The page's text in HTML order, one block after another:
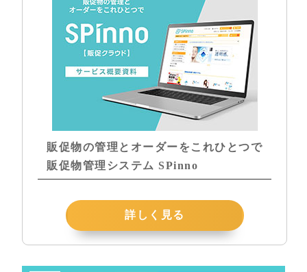
販促物の管理とオーダーをこれひとつで
販促物管理システム SPinno
詳しく見る